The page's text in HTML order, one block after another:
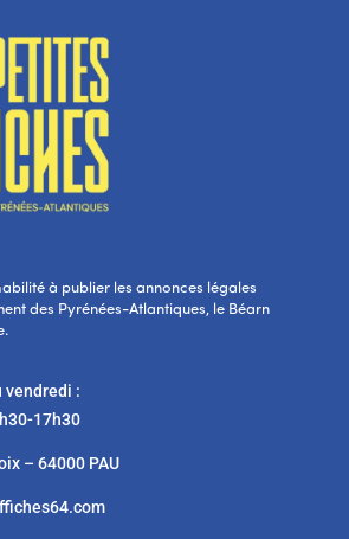
à publier les annonces légales
des Pyrénées-Atlantiques, le Béarn
:
17h30
– 64000 PAU